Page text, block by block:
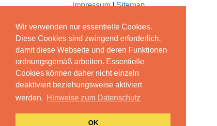
Wir verwenden nur essentielle Cookies.
Diese Cookies sind zwingend erforderlich,
damit diese Webseite und deren Funktionen
ordnungsgemäß arbeiten. Essentielle
Cookies können daher nicht einzeln
deaktiviert beziehungsweise aktiviert
werden. Hinweise zum Datenschutz
OK
Impressum|Sitemap